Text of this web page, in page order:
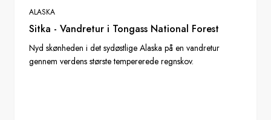
ALASKA
Sitka - Vandretur i Tongass National Forest
Nyd skønheden i det sydøstlige Alaska på en vandretur
gennem verdens største tempererede regnskov.